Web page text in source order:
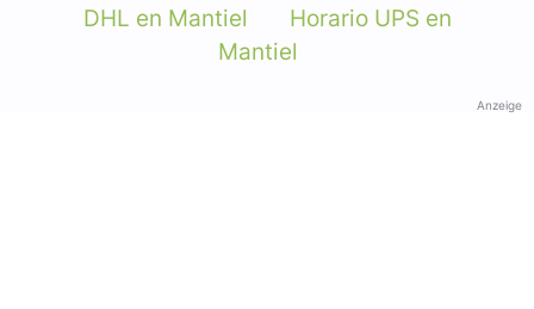
DHL en Mantiel
Horario UPS en
Mantiel
Anzeige